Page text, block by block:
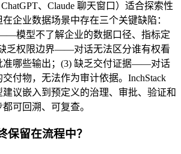
、Claude 聊天窗口）适合探索性
企业数据场景中存在三个关键缺陷：
模型不了解企业的数据口径、指标定
乏权限边界——对话无法区分谁有权看
准哪些输出；(3) 缺乏交付证据——对话
付物，无法作为审计依据。InchStack
议嵌入到预定义的治理、审批、验证和
可回溯、可复查。
保留在流程中？